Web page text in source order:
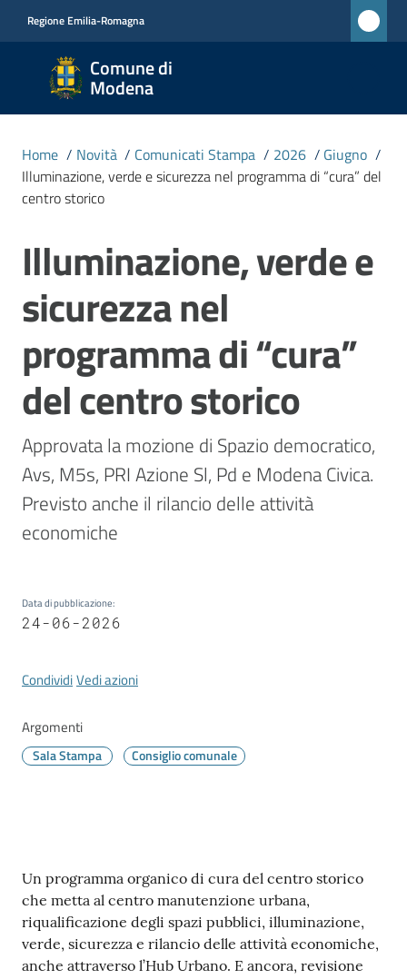
Regione Emilia-Romagna
Comune di
Modena
Comune
di
Modena
CIVICA
MONET
Amministrazione
Novità
Servizi
Vivere
Argomenti
Seguici
Home / Novità / Comunicati Stampa / 2026 / Giugno /
Illuminazione, verde e sicurezza nel programma di “cura” del
centro storico
Salta al contenuto
Illuminazione, verde e
sicurezza nel
programma di “cura”
del centro storico
Approvata la mozione di Spazio democratico,
Avs, M5s, PRI Azione Sl, Pd e Modena Civica.
Previsto anche il rilancio delle attività
economiche
Data di pubblicazione:
24-06-2026
CondividiVedi azioni
Argomenti
Sala Stampa Consiglio comunale
Contenuto
Un programma organico di cura del centro storico
che metta al centro manutenzione urbana,
riqualificazione degli spazi pubblici, illuminazione,
verde, sicurezza e rilancio delle attività economiche,
anche attraverso l’Hub Urbano. E ancora, revisione